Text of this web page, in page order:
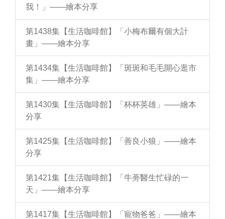
我！」——繪本分享
第1438集【生活咖啡館】「小梅布爾有個大計
畫」——繪本分享
第1434集【生活咖啡館】「斑斑和毛毛開心逛市
集」——繪本分享
第1430集【生活咖啡館】「杯杯英雄」——繪本
分享
第1425集【生活咖啡館】「善良小狼」——繪本
分享
第1421集【生活咖啡館】「牛蒡醫生忙碌的一
天」——繪本分享
第1417集【生活咖啡館】「寵物爸爸」——繪本